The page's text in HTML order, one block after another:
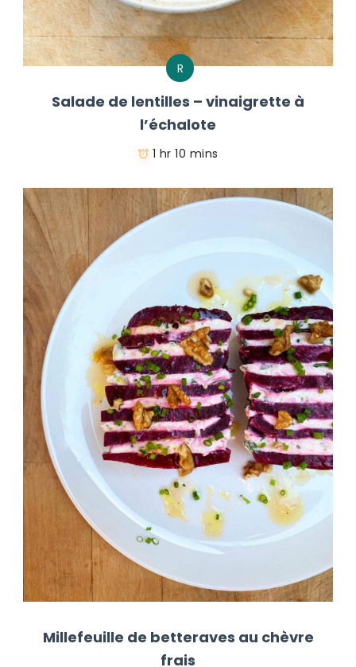
R
Salade de lentilles – vinaigrette à
l’échalote
1 hr 10 mins
Millefeuille de betteraves au chèvre
frais